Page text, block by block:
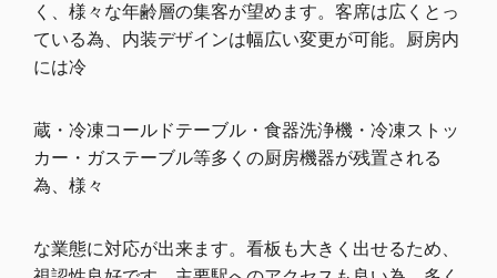
く、様々な年齢層の集客が望めます。客席は広くとっ
ている為、内装デザインは幅広い変更が可能。厨房内
には冷
蔵・冷凍コールドテーブル・食器洗浄機・冷凍ストッ
カー・ガステーブル等多くの厨房機器が残置される
為、様々
な業態に対応が出来ます。看板も大きく出せるため、